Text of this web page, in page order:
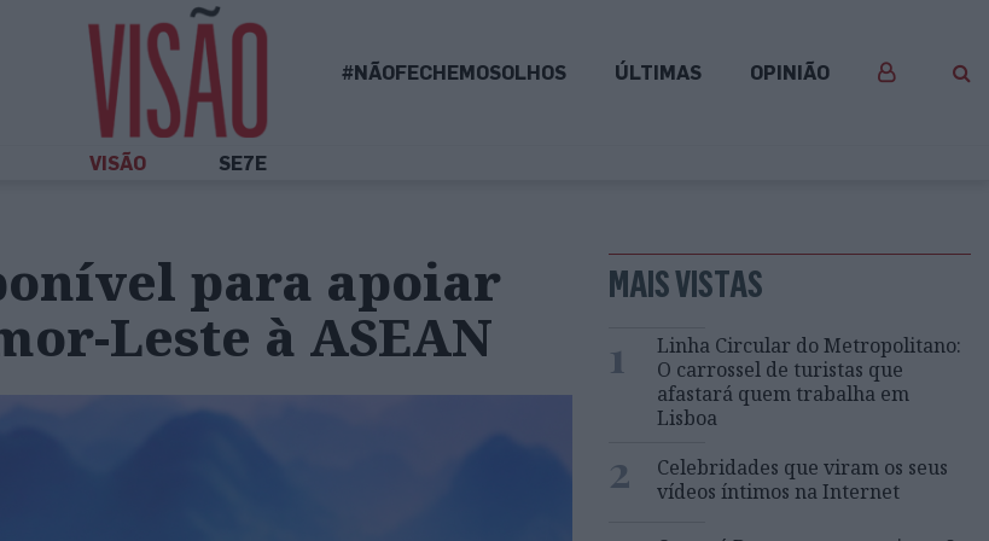
#NÃOFECHEMOSOLHOS ÚLTIMAS OPINIÃO
VISÃO SE7E
para apoiar
Leste à ASEAN
MAIS VISTAS
1
Linha Circular do Metropolitano:
O carrossel de turistas que
afastará quem trabalha em
Lisboa
2
Celebridades que viram os seus
vídeos íntimos na Internet